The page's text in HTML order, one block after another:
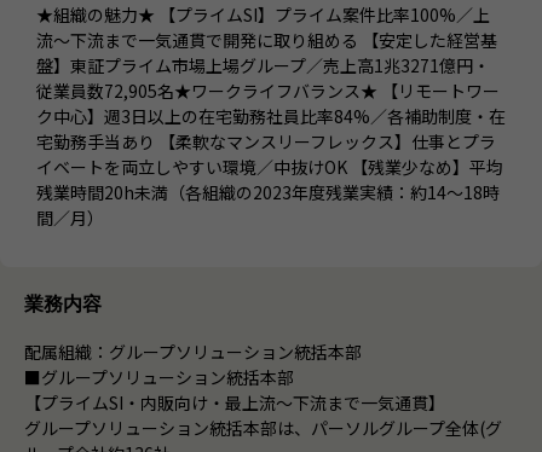
★組織の魅力★ 【プライムSI】プライム案件比率100%／上
流～下流まで一気通貫で開発に取り組める 【安定した経営基
盤】東証プライム市場上場グループ／売上高1兆3271億円・
従業員数72,905名★ワークライフバランス★ 【リモートワー
ク中心】週3日以上の在宅勤務社員比率84%／各補助制度・在
宅勤務手当あり 【柔軟なマンスリーフレックス】仕事とプラ
イベートを両立しやすい環境／中抜けOK 【残業少なめ】平均
残業時間20h未満（各組織の2023年度残業実績：約14～18時
間／月）
業務内容
配属組織：グループソリューション統括本部
■グループソリューション統括本部
【プライムSI・内販向け・最上流～下流まで一気通貫】
グループソリューション統括本部は、パーソルグループ全体(グ